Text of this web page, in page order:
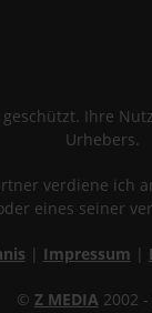
Ihre
Urhebers.
verdiene
eines seiner
| Impressum |
© Z MEDIA 2002